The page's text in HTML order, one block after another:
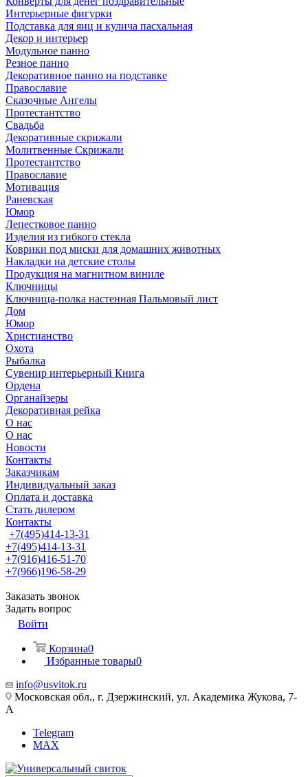
Интерьерные фигурки
Подставка для яиц и кулича пасхальная
Декор и интерьер
Модульное панно
Резное панно
Декоративное панно на подставке
Православие
Сказочные Ангелы
Протестантство
Свадьба
Декоративные скрижали
Молитвенные Скрижали
Протестантство
Православие
Мотивация
Раневская
Юмор
Лепестковое панно
Изделия из гибкого стекла
Коврики под миски для домашних животных
Накладки на детские столы
Продукция на магнитном виниле
Ключницы
Ключница-полка настенная Пальмовый лист
Дом
Юмор
Христианство
Охота
Рыбалка
Сувенир интерьерный Книга
Ордена
Органайзеры
Декоративная рейка
О нас
О нас
Новости
Контакты
Заказчикам
Индивидуальный заказ
Оплата и доставка
Стать дилером
Контакты
+7(495)414-13-31
+7(495)414-13-31
+7(916)416-51-70
+7(966)196-58-29
Заказать звонок
Задать вопрос
Войти
Корзина0
Избранные товары0
info@usvitok.ru
Московская обл., г. Дзержинский, ул. Академика Жукова, 7-
А
Telegram
MAX